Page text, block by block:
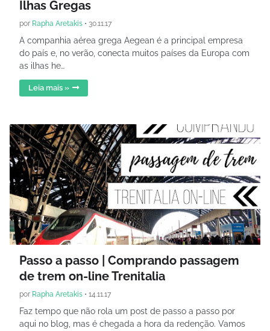
Ilhas Gregas
por Rapha Aretakis • 30.11.17
A companhia aérea grega Aegean é a principal empresa
do país e, no verão, conecta muitos países da Europa com
as ilhas he…
Leia mais »
Passo a passo | Comprando passagem
de trem on-line Trenitalia
por Rapha Aretakis • 14.11.17
Faz tempo que não rola um post de passo a passo por
aqui no blog, mas é chegada a hora da redenção. Vamos